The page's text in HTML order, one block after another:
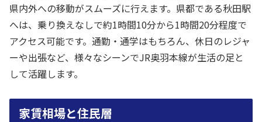
県内外への移動がスムーズに行えます。県都である秋田駅
へは、乗り換えなしで約1時間10分から1時間20分程度で
アクセス可能です。通勤・通学はもちろん、休日のレジャ
ーや出張など、様々なシーンでJR奥羽本線が生活の足と
して活躍します。
家賃相場と住民層